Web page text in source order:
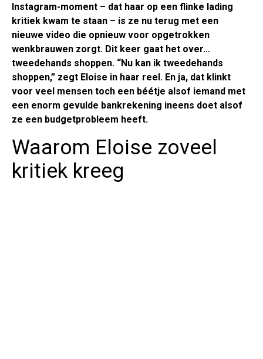
Instagram-moment – dat haar op een flinke lading
kritiek kwam te staan – is ze nu terug met een
nieuwe video die opnieuw voor opgetrokken
wenkbrauwen zorgt. Dit keer gaat het over…
tweedehands shoppen. “Nu kan ik tweedehands
shoppen,” zegt Eloise in haar reel. En ja, dat klinkt
voor veel mensen toch een béétje alsof iemand met
een enorm gevulde bankrekening ineens doet alsof
ze een budgetprobleem heeft.
Waarom Eloise zoveel
kritiek kreeg